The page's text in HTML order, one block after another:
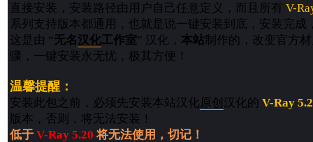
直接安装，安装路径由用户自己任意定义，而且所有 V-
系列支持版本都通用，也就是说一键安装到底，安装完成
这是由 “无名汉化工作室” 汉化， 本站制作的，改变官方
骤，一键安装永无忧，极其方便！
温馨提醒：
安装此包之前，必须先安装本站汉化原创 汉化的 V-Ray
版本，否则，将无法安装！
低于 V-Ray 5.20 将无法使用，切记！